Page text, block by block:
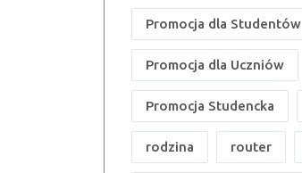
Promocja dla Studentów
Promocja dla Uczniów
Promocja Studencka
rodzina router